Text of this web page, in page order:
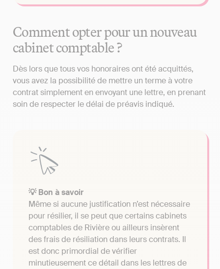
Comment opter pour un nouveau
cabinet comptable ?
Dès lors que tous vos honoraires ont été acquittés,
vous avez la possibilité de mettre un terme à votre
contrat simplement en envoyant une lettre, en prenant
soin de respecter le délai de préavis indiqué.
💡 Bon à savoir
Même si aucune justification n’est nécessaire
pour résilier, il se peut que certains cabinets
comptables de Rivière ou ailleurs insèrent
des frais de résiliation dans leurs contrats. Il
est donc primordial de vérifier
minutieusement ce détail dans les lettres de